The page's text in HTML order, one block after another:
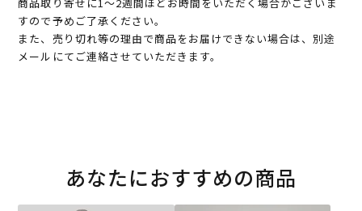
すので予めご了承ください。
また、売り切れ等の理由で商品をお届けできない場合は、別途
メールにてご連絡させていただきます。
あなたにおすすめの商品